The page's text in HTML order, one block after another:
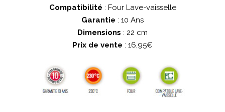
Compatibilité : Four Lave-vaisselle
Garantie : 10 Ans
Dimensions : 22 cm
Prix de vente : 16,95€